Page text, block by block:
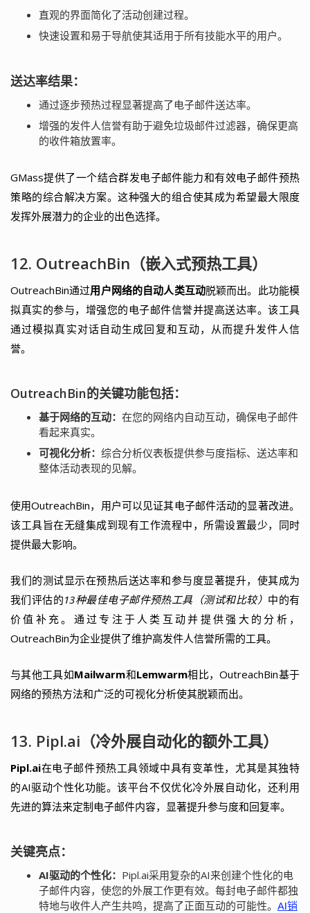
直观的界面简化了活动创建过程。
快速设置和易于导航使其适用于所有技能水平的用户。
送达率结果：
通过逐步预热过程显著提高了电子邮件送达率。
增强的发件人信誉有助于避免垃圾邮件过滤器，确保更高
的收件箱放置率。
GMass提供了一个结合群发电子邮件能力和有效电子邮件预热
策略的综合解决方案。这种强大的组合使其成为希望最大限度
发挥外展潜力的企业的出色选择。
12. OutreachBin（嵌入式预热工具）
OutreachBin通过用户网络的自动人类互动脱颖而出。此功能模
拟真实的参与，增强您的电子邮件信誉并提高送达率。该工具
通过模拟真实对话自动生成回复和互动，从而提升发件人信
誉。
OutreachBin的关键功能包括：
基于网络的互动： 在您的网络内自动互动，确保电子邮件
看起来真实。
可视化分析： 综合分析仪表板提供参与度指标、送达率和
整体活动表现的见解。
使用OutreachBin，用户可以见证其电子邮件活动的显著改进。
该工具旨在无缝集成到现有工作流程中，所需设置最少，同时
提供最大影响。
我们的测试显示在预热后送达率和参与度显著提升，使其成为
我们评估的13种最佳电子邮件预热工具（测试和比较） 中的有
价值补充。通过专注于人类互动并提供强大的分析，
OutreachBin为企业提供了维护高发件人信誉所需的工具。
与其他工具如Mailwarm和Lemwarm相比，OutreachBin基于
网络的预热方法和广泛的可视化分析使其脱颖而出。
13. Pipl.ai（冷外展自动化的额外工具）
Pipl.ai在电子邮件预热工具领域中具有变革性，尤其是其独特
的AI驱动个性化功能。该平台不仅优化冷外展自动化，还利用
先进的算法来定制电子邮件内容，显著提升参与度和回复率。
关键亮点：
AI驱动的个性化： Pipl.ai采用复杂的AI来创建个性化的电
子邮件内容，使您的外展工作更有效。每封电子邮件都独
特地与收件人产生共鸣，提高了正面互动的可能性。 AI销